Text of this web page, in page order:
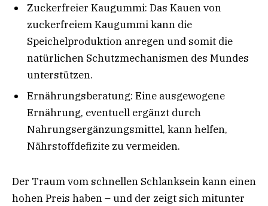
Zuckerfreier Kaugummi: Das Kauen von
zuckerfreiem Kaugummi kann die
Speichelproduktion anregen und somit die
natürlichen Schutzmechanismen des Mundes
unterstützen.
Ernährungsberatung: Eine ausgewogene
Ernährung, eventuell ergänzt durch
Nahrungsergänzungsmittel, kann helfen,
Nährstoffdefizite zu vermeiden.
Der Traum vom schnellen Schlanksein kann einen
hohen Preis haben – und der zeigt sich mitunter